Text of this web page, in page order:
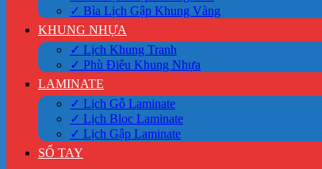
✓ Bìa Lịch Gập Khung Vàng
KHUNG NHỰA
✓ Lịch Khung Tranh
✓ Phù Điêu Khung Nhựa
LAMINATE
✓ Lịch Gỗ Laminate
✓ Lịch Bloc Laminate
✓ Lịch Gập Laminate
SỔ TAY